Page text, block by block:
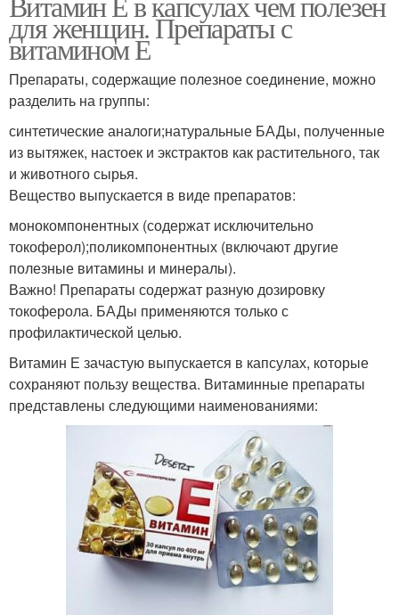
для женщин. Препараты с
витамином Е
Препараты, содержащие полезное соединение, можно
разделить на группы:
синтетические аналоги;натуральные БАДы, полученные
из вытяжек, настоек и экстрактов как растительного, так
и животного сырья.
Вещество выпускается в виде препаратов:
монокомпонентных (содержат исключительно
токоферол);поликомпонентных (включают другие
полезные витамины и минералы).
Важно! Препараты содержат разную дозировку
токоферола. БАДы применяются только с
профилактической целью.
Витамин Е зачастую выпускается в капсулах, которые
сохраняют пользу вещества. Витаминные препараты
представлены следующими наименованиями: